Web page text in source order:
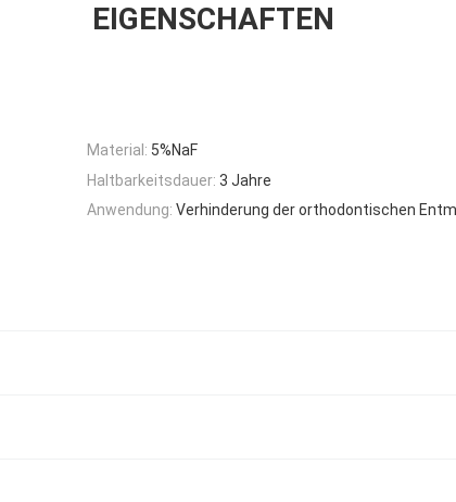
EIGENSCHAFTEN
Material: 5%NaF
Haltbarkeitsdauer: 3 Jahre
Anwendung: Verhinderung der orthodontischen